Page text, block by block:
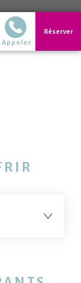
Réserver
Téléphone
02 40 14 51 14
Appeler